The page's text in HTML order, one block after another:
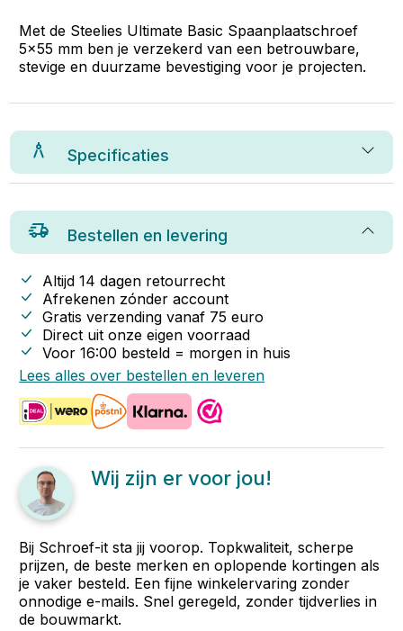
Met de Steelies Ultimate Basic Spaanplaatschroef
5x55 mm ben je verzekerd van een betrouwbare,
stevige en duurzame bevestiging voor je projecten.
Specificaties
Bestellen en levering
Altijd 14 dagen retourrecht
Afrekenen zónder account
Gratis verzending vanaf 75 euro
Direct uit onze eigen voorraad
Voor 16:00 besteld = morgen in huis
Lees alles over bestellen en leveren
Wij zijn er voor jou!
Bij Schroef-it sta jij voorop. Topkwaliteit, scherpe
prijzen, de beste merken en oplopende kortingen als
je vaker besteld. Een fijne winkelervaring zonder
onnodige e-mails. Snel geregeld, zonder tijdverlies in
de bouwmarkt.